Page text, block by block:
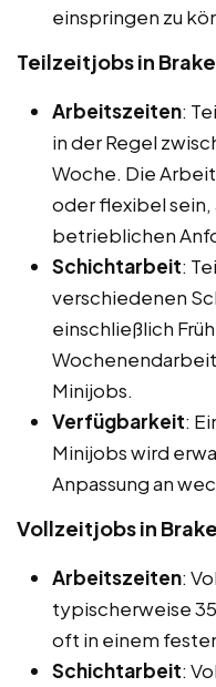
einspringen zu
Teilzeitjobs in
Arbeitszeiten:
in der Regel
Woche. Die
oder flexibel sein,
betrieblichen
Schichtarbeit:
verschiedenen
einschließlich
Wochenendarbeit
Minijobs.
Verfügbarkeit:
Minijobs wird
Anpassung an
Vollzeitjobs in
Arbeitszeiten:
typischerweise
oft in einem
Schichtarbeit: